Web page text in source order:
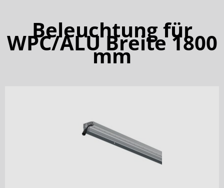
Beleuchtung für
WPC/ALU Breite 1800
mm